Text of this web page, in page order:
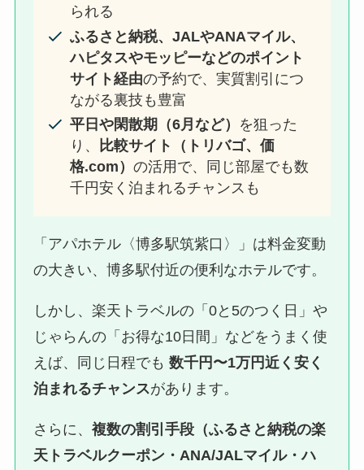
られる
ふるさと納税、JALやANAマイル、
ハピタスやモッピーなどのポイント
サイト経由の予約で、実質割引につ
ながる裏技も豊富
平日や閑散期（6月など） を狙った
り、
比較サイト（トリバゴ、価
格.com）の活用で、同じ部屋でも数
千円安く泊まれるチャンスも
「アパホテル〈博多駅筑紫口〉」は料金変動
の大きい、博多駅付近の便利なホテルです。
しかし、楽天トラベルの「0と5のつく日」や
じゃらんの「お得な10日間」などをうまく使
えば、同じ日程でも数千円〜1万円近く安く
泊まれるチャンスがあります。
さらに、複数の割引手段（ふるさと納税の楽
天トラベルクーポン・ANA/JALマイル・ハ